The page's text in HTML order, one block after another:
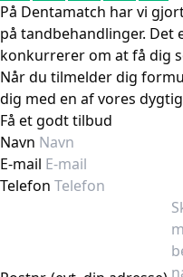
På Dentamatch har vi
på tandbehandlinger.
konkurrerer om at få dig
Når du tilmelder dig
dig med en af vores
Få et godt tilbud
Navn
E-mail
Telefon